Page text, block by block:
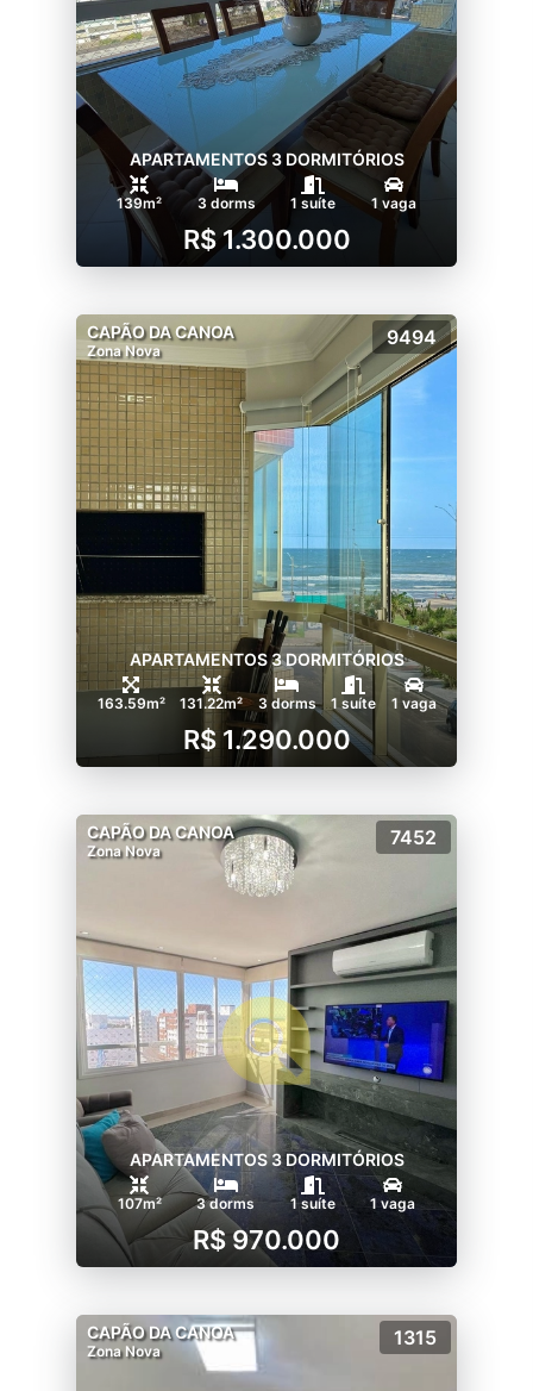
APARTAMENTOS 3 DORMITÓRIOS
139m² 3 dorms 1 suíte 1 vaga
R$ 1.300.000
CAPÃO DA CANOA
Zona Nova
9494
APARTAMENTOS 3 DORMITÓRIOS
163.59m² 131.22m² 3 dorms 1 suíte 1 vaga
R$ 1.290.000
CAPÃO DA CANOA
Zona Nova
7452
APARTAMENTOS 3 DORMITÓRIOS
107m² 3 dorms 1 suíte 1 vaga
R$ 970.000
CAPÃO DA CANOA
Zona Nova
1315